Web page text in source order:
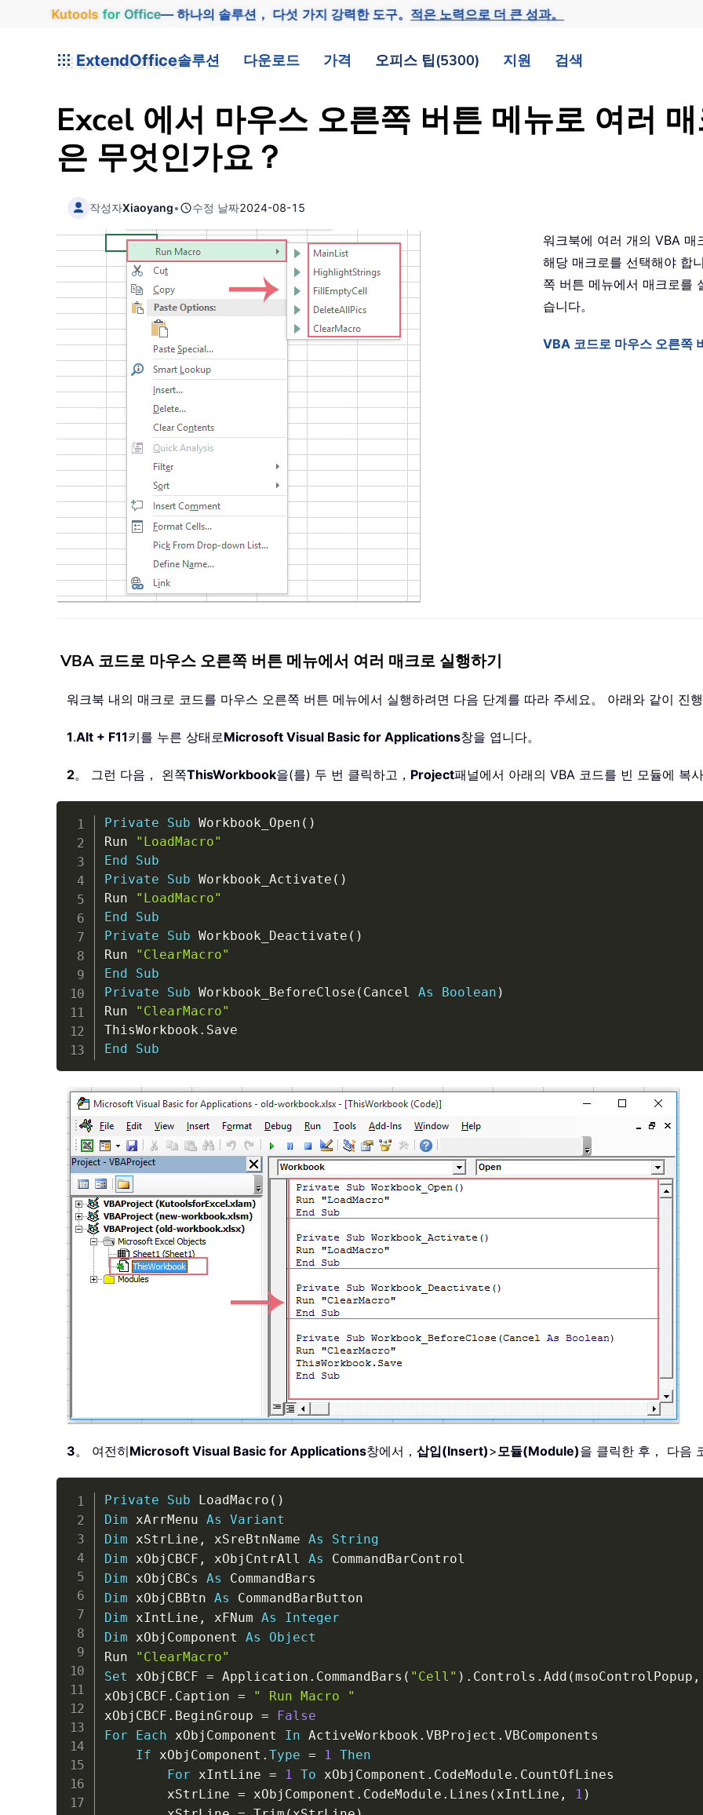
Kutools for Office— 하나의 솔루션， 다섯 가지 강력한 도구。 적은 노력으로 더 큰 성과。
ExtendOffice솔루션 다운로드 가격 오피스 팁(5300) 지원 검색
Excel 에서 마우스 오른쪽 버튼 메뉴로 여러
은 무엇인가요？
작성자Xiaoyang• 수정 날짜2024-08-15
워크북에 여러 개의 VBA 매
해당 매크로를 선택해야 합
쪽 버튼 메뉴에서 매크로를
습니다。
VBA 코드로 마우스 오른쪽
VBA 코드로 마우스 오른쪽 버튼 메뉴에서 여러 매크로 실행하기
워크북 내의 매크로 코드를 마우스 오른쪽 버튼 메뉴에서 실행하려면 다음 단계를 따라 주세요。 아래와 같이 진행
1.Alt + F11키를 누른 상태로Microsoft Visual Basic for Applications창을 엽니다。
2。 그런 다음， 왼쪽ThisWorkbook을(를) 두 번 클릭하고， Project패널에서 아래의 VBA 코드를 빈 모듈에 복
Private Sub Workbook_Open ( )
Run
"LoadMacro"
End
Sub
Private
Sub Workbook_Activate ( )
Run
"LoadMacro"
End
Sub
Private
Sub Workbook_Deactivate ( )
Run
"ClearMacro"
End
Sub
Private
Sub Workbook_BeforeClose ( Cancel As Boolean )
Run
"ClearMacro"
ThisWorkbook .
End
Sub
3。 여전히Microsoft Visual Basic for Applications창에서， 삽입(Insert)>모듈(Module)을 클릭한 후， 다음
Private Sub LoadMacro ( )
Dim xArrMenu As
Variant
Dim xStrLine , xSreBtnName As
String
Dim xObjCBCF , xObjCntrAll As
Dim xObjCBCs As
Dim xObjCBBtn As
Dim xIntLine , xFNum As
Integer
Dim xObjComponent As
Object
Run
"ClearMacro"
Set xObjCBCF = Application . CommandBars ( "Cell" ) . Controls . Add (msoControlPopup ,
xObjCBCF . Caption =
" Run Macro "
xObjCBCF . BeginGroup =
False
For
Each xObjComponent In ActiveWorkbook . VBProject . VBComponents
If xObjComponent . Type = 1 Then
For xIntLine = 1 To xObjComponent . CodeModule . CountOfLines
        xStrLine
= xObjComponent . CodeModule . Lines ( xIntLine , 1 )